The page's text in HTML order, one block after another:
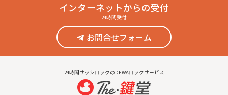
インターネットからの受付
24時間受付
お問合せフォーム
24時間サッシロックのDEWAロックサービス